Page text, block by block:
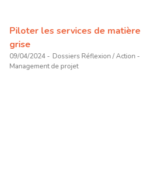
Piloter les services de matière
grise
09/04/2024
Dossiers Réflexion / Action
Management de projet